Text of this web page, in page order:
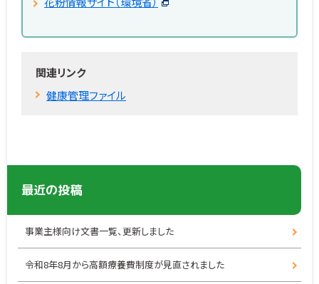
関連リンク
健康管理ファイル
最近の投稿
事業主様向け文書一覧、更新しました
令和8年8月から高額療養費制度が見直されました